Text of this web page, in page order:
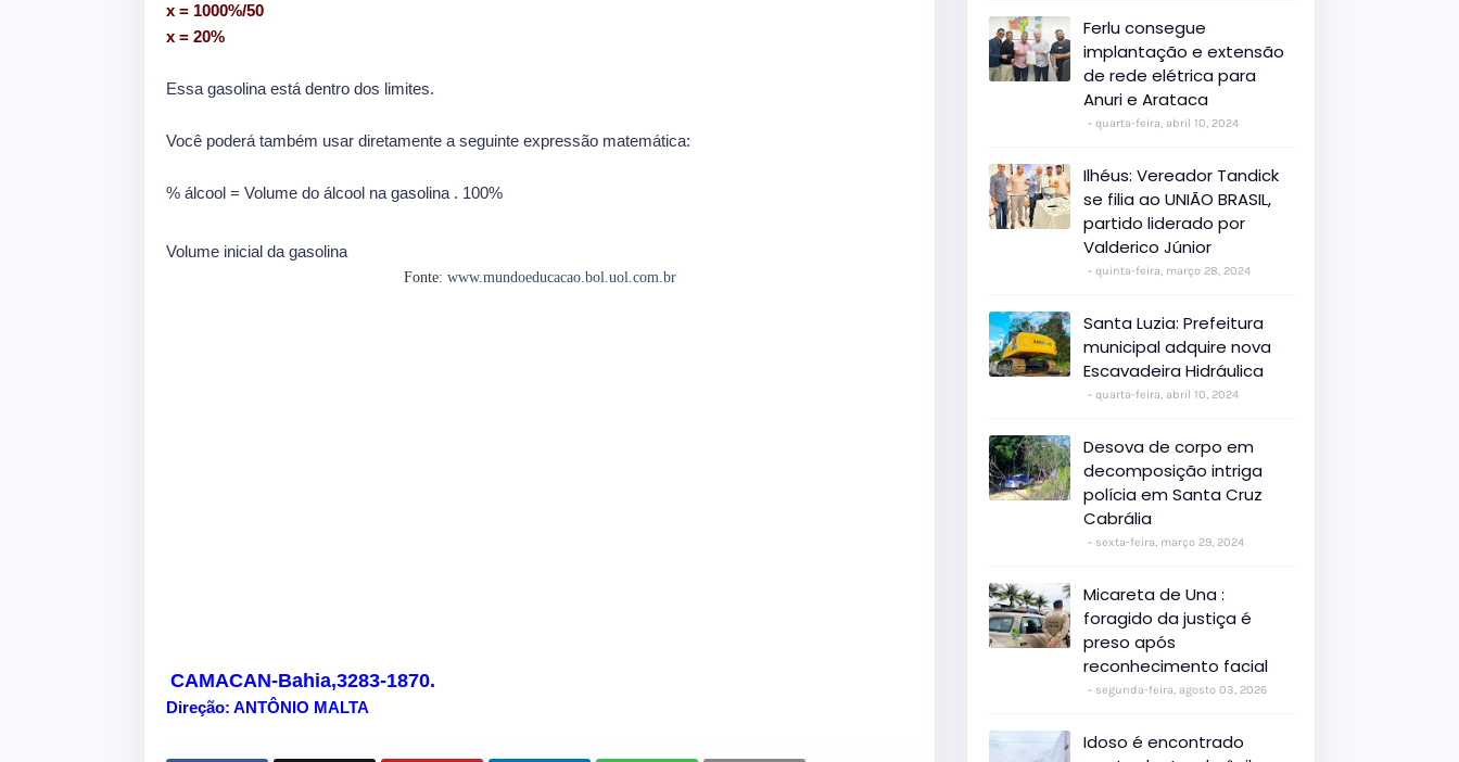
x = 1000%/50
x = 20%
Essa gasolina está dentro dos limites.
Você poderá também usar diretamente a seguinte expressão matemática:
% álcool = Volume do álcool na gasolina . 100%
Volume inicial da gasolina
Fonte: www.mundoeducacao.bol.uol.com.br
CAMACAN-Bahia,3283-1870.
Direção: ANTÔNIO MALTA
Ferlu consegue
implantação e extensão
de rede elétrica para
Anuri e Arataca
quarta-feira, abril 10, 2024
Ilhéus: Vereador Tandick
se filia ao UNIÃO BRASIL,
partido liderado por
Valderico Júnior
quinta-feira, março 28, 2024
Santa Luzia: Prefeitura
municipal adquire nova
Escavadeira Hidráulica
quarta-feira, abril 10, 2024
Desova de corpo em
decomposição intriga
polícia em Santa Cruz
Cabrália
sexta-feira, março 29, 2024
Micareta de Una :
foragido da justiça é
preso após
reconhecimento facial
segunda-feira, agosto 03, 2026
Idoso é encontrado